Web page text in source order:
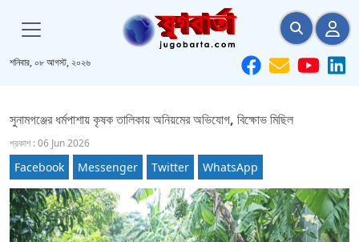
শনিবার, ০৮ আগস্ট, ২০২৬
সুনামগঞ্জের ধর্মপাশায় কৃষক তালিকায় অনিয়মের অভিযোগ, বিক্ষোভ মিছিল
প্রকাশ : 06 Jun 2026
Facebook Messenger Twitter WhatsApp